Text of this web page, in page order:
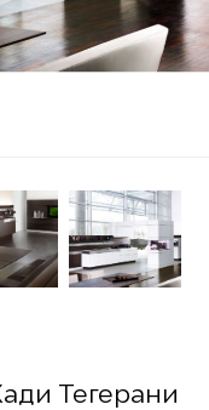
Тегерани